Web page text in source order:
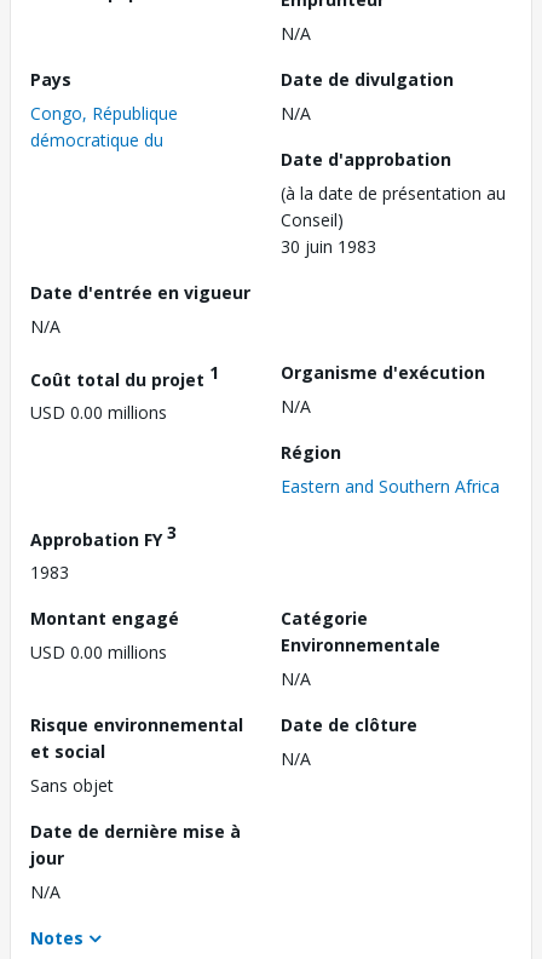
N/A
Pays
Congo, République
démocratique du
Date de divulgation
N/A
Date d'approbation
(à la date de présentation au
Conseil)
30 juin 1983
Date d'entrée en vigueur
N/A
Coût total du projet 1
USD 0.00 millions
Organisme d'exécution
N/A
Région
Eastern and Southern Africa
Approbation FY3
1983
Montant engagé
USD 0.00 millions
Catégorie
Environnementale
N/A
Risque environnemental
et social
Sans objet
Date de clôture
N/A
Date de dernière mise à
jour
N/A
Notes